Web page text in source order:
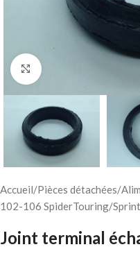
Cliquez pour agrandir
Accueil/Pièces détachées/
102-106 SpiderTouring/
Joint terminal